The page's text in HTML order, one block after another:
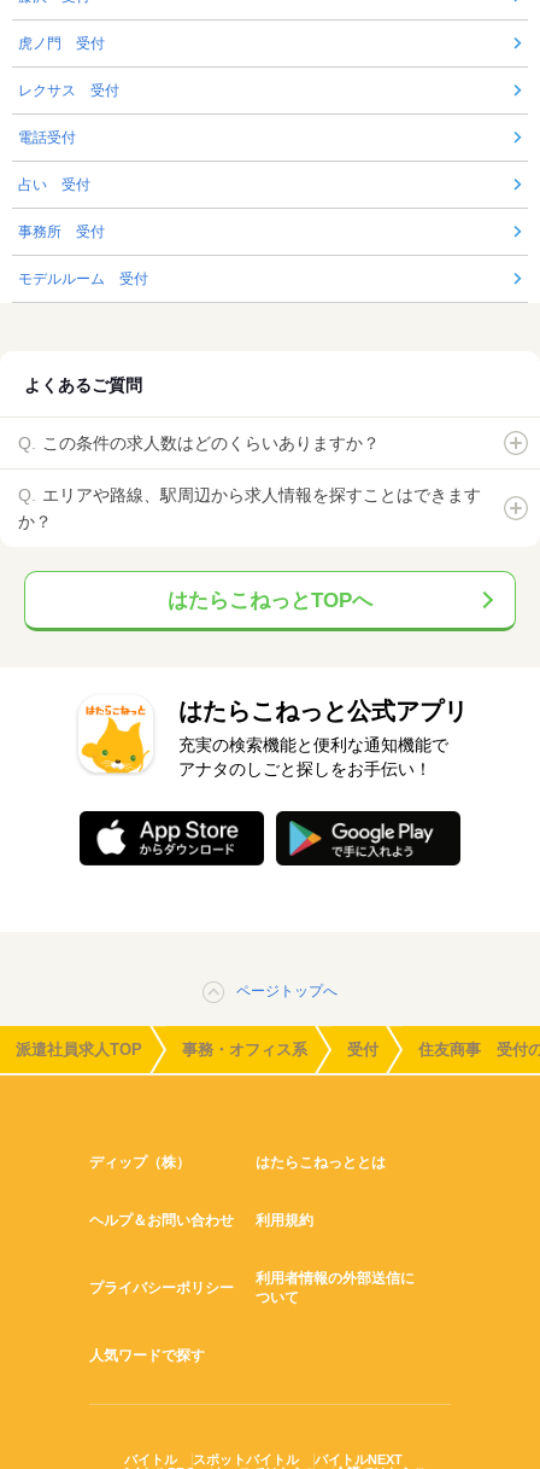
虎ノ門 受付
レクサス 受付
電話受付
占い 受付
事務所 受付
モデルルーム 受付
よくあるご質問
この条件の求人数はどのくらいありますか？
エリアや路線、駅周辺から求人情報を探すことはできます
か？
はたらこねっとTOPへ
はたらこねっと公式アプリ
充実の検索機能と便利な通知機能で
アナタのしごと探しをお手伝い！
ページトップへ
派遣社員求人TOP 事務・オフィス系 受付 住友商事 受付
ディップ（株） はたらこねっととは
ヘルプ＆お問い合わせ 利用規約
プライバシーポリシー
利用者情報の外部送信に
ついて
人気ワードで探す
バイトル スポットバイトル
バイトルNEXT